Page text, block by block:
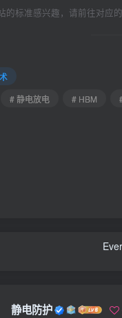
的标准感兴趣，请前往对应
# 静电放电 # HBM
The
静电防护